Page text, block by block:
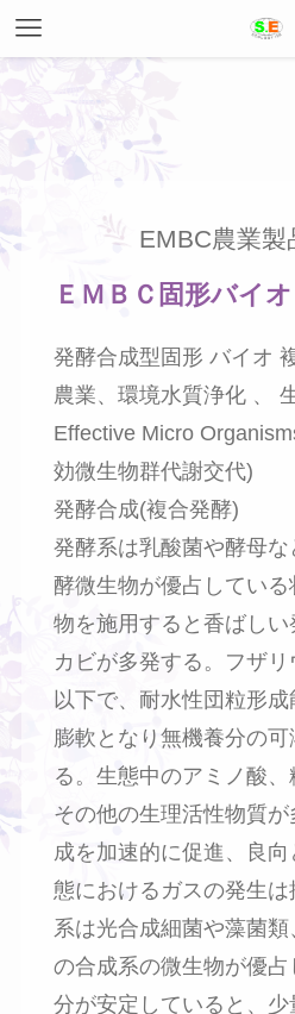
EMBC農業
ＥＭＢＣ固形バイオ
発酵合成型固形 バイオ
農業、環境水質浄化 、
Effective Micro
効微生物群代謝交代)
発酵合成(複合発酵)
発酵系は乳酸菌や酵母
酵微生物が優占してい
物を施用すると香ばし
カビが多発する。フザ
以下で、耐水性団粒形
膨軟となり無機養分の
る。生態中のアミノ酸、
その他の生理活性物質
成を加速的に促進、良
態におけるガスの発生
系は光合成細菌や藻菌
の合成系の微生物が優
分が安定していると、少